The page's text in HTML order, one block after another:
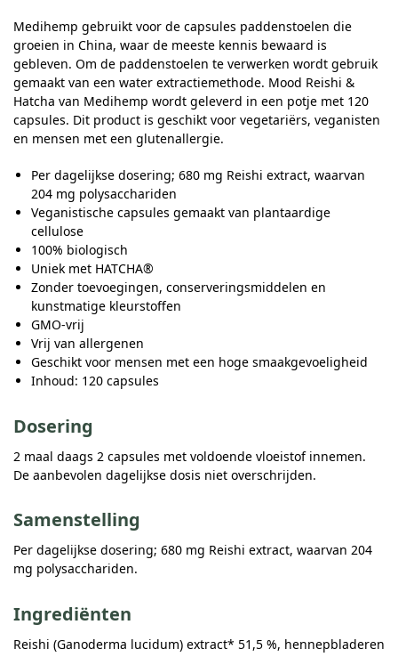
Medihemp gebruikt voor de capsules paddenstoelen die
groeien in China, waar de meeste kennis bewaard is
gebleven. Om de paddenstoelen te verwerken wordt gebruik
gemaakt van een water extractiemethode. Mood Reishi &
Hatcha van Medihemp wordt geleverd in een potje met 120
capsules. Dit product is geschikt voor vegetariërs, veganisten
en mensen met een glutenallergie.
Per dagelijkse dosering; 680 mg Reishi extract, waarvan
204 mg polysacchariden
Veganistische capsules gemaakt van plantaardige
cellulose
100% biologisch
Uniek met HATCHA®
Zonder toevoegingen, conserveringsmiddelen en
kunstmatige kleurstoffen
GMO-vrij
Vrij van allergenen
Geschikt voor mensen met een hoge smaakgevoeligheid
Inhoud: 120 capsules
Dosering
2 maal daags 2 capsules met voldoende vloeistof innemen.
De aanbevolen dagelijkse dosis niet overschrijden.
Samenstelling
Per dagelijkse dosering; 680 mg Reishi extract, waarvan 204
mg polysacchariden.
Ingrediënten
Reishi (Ganoderma lucidum) extract* 51,5 %, hennepbladeren